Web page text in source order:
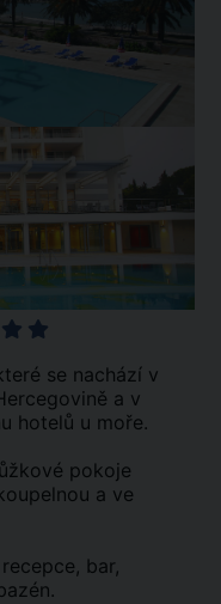
se nachází v
a v
hotelů u moře.
pokoje
a ve
bar,